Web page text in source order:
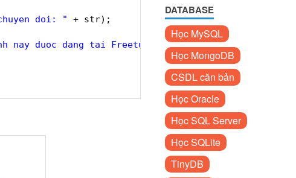
doi: " + str);
nay duoc dang tai Freetuts.net---");
DATABASE
Học MySQL
Học MongoDB
CSDL căn bản
Học Oracle
Học SQL Server
Học SQLite
TinyDB